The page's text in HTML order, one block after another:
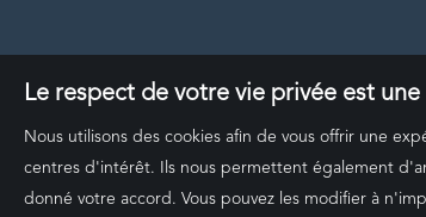
Le respect de votre vie privée est
Nous utilisons des cookies afin de vous offrir une
centres d'intérêt. Ils nous permettent également
donné votre accord. Vous pouvez les modifier à